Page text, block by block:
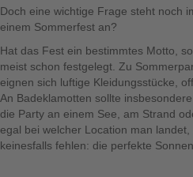
Doch eine wichtige Frage steht noch
einem Sommerfest an?
Hat das Fest ein bestimmtes Motto,
meist schon festgelegt. Zu
eignen sich luftige Kleidungsstücke,
An Badeklamotten sollte
die Party an einem See, am Strand
egal bei welcher Location man
keinesfalls fehlen: die perfekte